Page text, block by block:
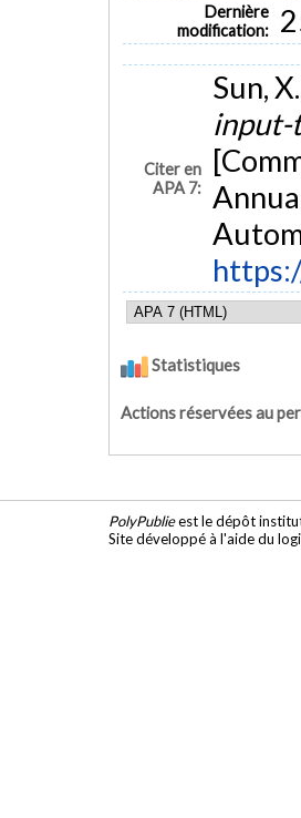
Dernière
modification:
Citer en
APA 7:
Sun,
input-
Statistiques
Actions réservées au
PolyPublieest le dépôt
Site développé à l'aide du